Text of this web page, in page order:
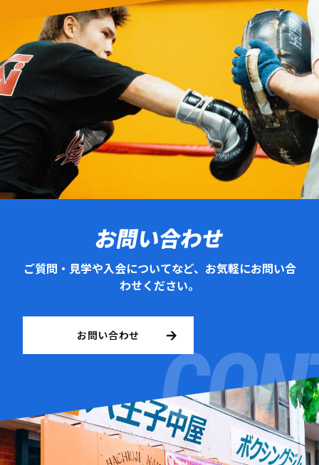
お問い合わせ
ご質問・見学や入会についてなど、お気軽にお問い合
わせください。
お問い合わせ